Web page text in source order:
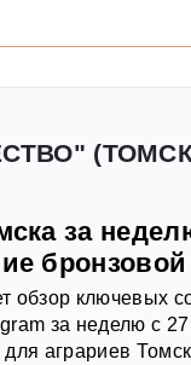
за
обзор ключевых
за неделю с
для аграриев